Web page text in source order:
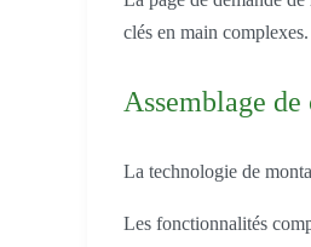
clés en main complexes.
Assemblage
La technologie de
Les fonctionnalités